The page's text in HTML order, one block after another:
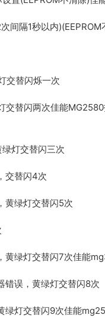
间隔1秒以内)(EEPROM
交替闪烁一次
交替闪两次佳能
灯交替闪三次
交替闪4次
黄绿灯交替闪5次
黄绿灯交替闪7次佳能
错误，黄绿灯交替闪8次
绿灯交替闪9次佳能